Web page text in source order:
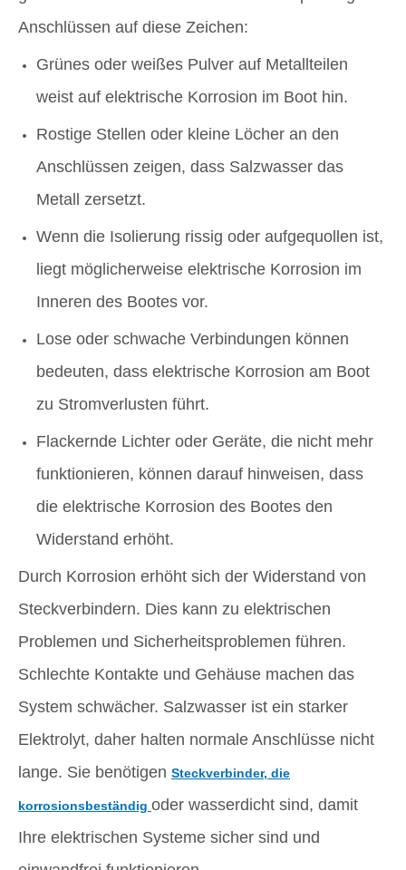
Anschlüssen auf diese Zeichen:
Grünes oder weißes Pulver auf Metallteilen
weist auf elektrische Korrosion im Boot hin.
Rostige Stellen oder kleine Löcher an den
Anschlüssen zeigen, dass Salzwasser das
Metall zersetzt.
Wenn die Isolierung rissig oder aufgequollen ist,
liegt möglicherweise elektrische Korrosion im
Inneren des Bootes vor.
Lose oder schwache Verbindungen können
bedeuten, dass elektrische Korrosion am Boot
zu Stromverlusten führt.
Flackernde Lichter oder Geräte, die nicht mehr
funktionieren, können darauf hinweisen, dass
die elektrische Korrosion des Bootes den
Widerstand erhöht.
Durch Korrosion erhöht sich der Widerstand von
Steckverbindern. Dies kann zu elektrischen
Problemen und Sicherheitsproblemen führen.
Schlechte Kontakte und Gehäuse machen das
System schwächer. Salzwasser ist ein starker
Elektrolyt, daher halten normale Anschlüsse nicht
lange. Sie benötigen Steckverbinder, die
korrosionsbeständig oder wasserdicht sind, damit
Ihre elektrischen Systeme sicher sind und